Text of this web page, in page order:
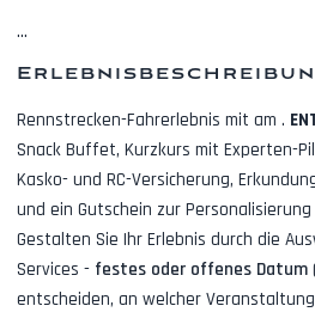
...
Rennstrecken-Fahrerlebnis mit am .
Snack Buffet, Kurzkurs mit Experten-
Kasko- und RC-Versicherung,
und ein Gutschein zur Personalisierung
Gestalten Sie Ihr Erlebnis durch die
Services - festes oder offenes Datum
entscheiden, an welcher